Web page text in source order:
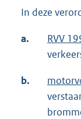
In deze
a. RVV
b.